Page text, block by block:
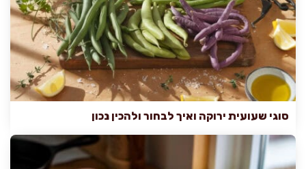
סוגי שעועית ירוקה ואיך לבחור ולהכין נכון